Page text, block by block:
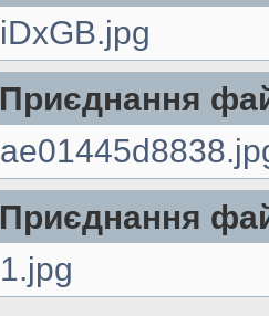
iDxGB.jpg
Приєднання
Приєднання
1.jpg